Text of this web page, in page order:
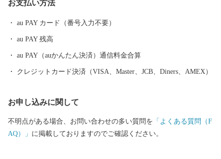
合わせ 鶴岡市総務部総務課 ふるさと納税担当（平日8時30分~17
問い合わせ 株式会社チャンピオン(管理業務受託事業者) 営業時間
【平日】10:00〜18:00 ※土日祝祭日はお休みをいただいておりま
す。 TEL: 0120-153-012 E-mail：3012_turuoka@champion.co.jp
お支払い方法
au PAY カード（番号入力不要）
au PAY 残高
au PAY（auかんたん決済）通信料金合算
クレジットカード決済（VISA、Master、JCB、Diners、AMEX）
お申し込みに関して
不明点がある場合、お問い合わせの多い質問を 「よくある質問（F
AQ）」 に掲載しておりますのでご確認ください。